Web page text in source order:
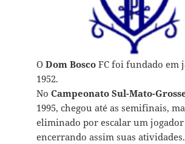
O Dom BoscoFC foi fundado em
1952.
No Campeonato Sul-Mato-
1995, chegou até as semifinais,
eliminado por escalar um
encerrando assim suas atividades.